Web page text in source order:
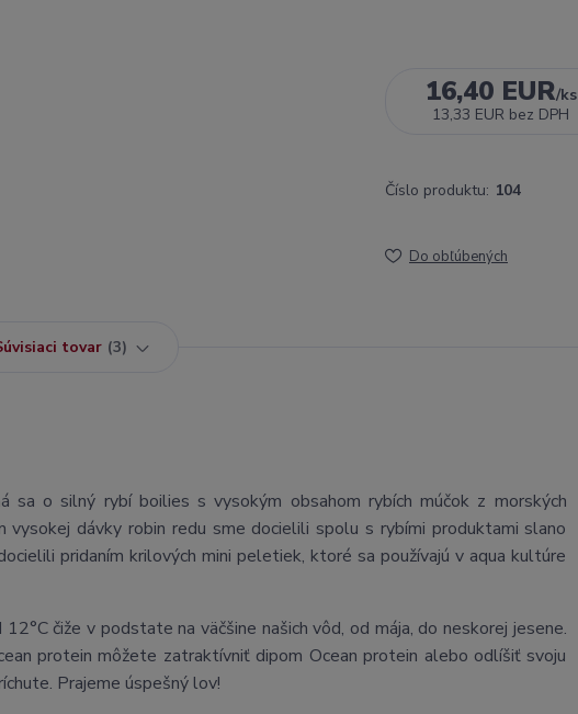
16,40 EUR/ks
13,33 EUR bez DPH
Číslo produktu: 104
Do obľúbených
tovar 3
sa o silný rybí boilies s vysokým obsahom rybích múčok z morských
vysokej dávky robin redu sme docielili spolu s rybími produktami slano
pridaním krilových mini peletiek, ktoré sa používajú v aqua kultúre
čiže v podstate na väčšine našich vôd, od mája, do neskorej jesene.
protein môžete zatraktívniť dipom Ocean protein alebo odlíšiť svoju
Prajeme úspešný lov!